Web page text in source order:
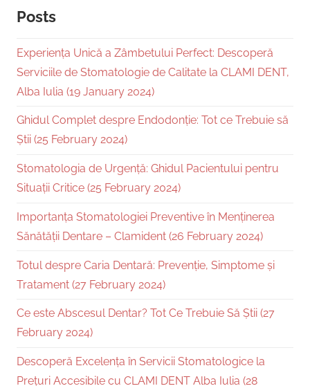
Posts
Experiența Unică a Zâmbetului Perfect: Descoperă
Serviciile de Stomatologie de Calitate la CLAMI DENT,
Alba Iulia (19 January 2024)
Ghidul Complet despre Endodonție: Tot ce Trebuie să
Știi (25 February 2024)
Stomatologia de Urgență: Ghidul Pacientului pentru
Situații Critice (25 February 2024)
Importanța Stomatologiei Preventive în Menținerea
Sănătății Dentare – Clamident (26 February 2024)
Totul despre Caria Dentară: Prevenție, Simptome și
Tratament (27 February 2024)
Ce este Abscesul Dentar? Tot Ce Trebuie Să Știi (27
February 2024)
Descoperă Excelența în Servicii Stomatologice la
Prețuri Accesibile cu CLAMI DENT Alba Iulia (28